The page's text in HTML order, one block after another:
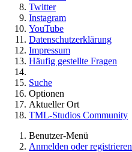
Twitter
Instagram
YouTube
Datenschutzerklärung
Impressum
Häufig gestellte Fragen
Suche
Optionen
Aktueller Ort
TML-Studios Community
Benutzer-Menü
Anmelden oder registrieren